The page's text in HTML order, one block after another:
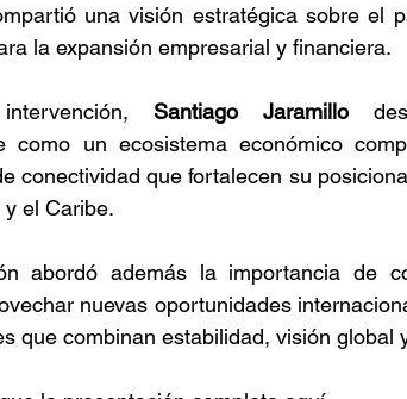
una visión estratégica sobre el
la expansión empresarial y financiera.
Santiago Jaramillo
como un ecosistema económico
conectividad que fortalecen su
el Caribe.
abordó además la importancia de
nuevas oportunidades
que combinan estabilidad, visión global